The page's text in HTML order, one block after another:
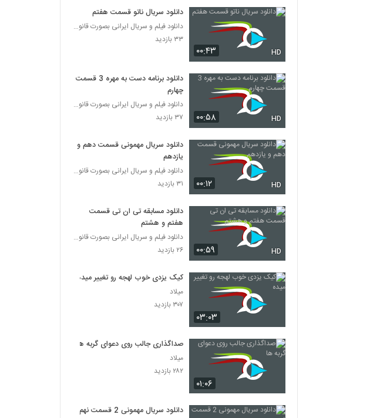
۰۰:۴۳ HD
دانلود سریال ناتو قسمت هفتم
دانلود فیلم و سریال ایرانی بصورت قانونی
۳۳ بازدید
۰۰:۵۸ HD
دانلود برنامه دست به مهره 3 قسمت
چهارم
دانلود فیلم و سریال ایرانی بصورت قانونی
۳۷ بازدید
۰۰:۱۲ HD
دانلود سریال مهمونی قسمت دهم و
یازدهم
دانلود فیلم و سریال ایرانی بصورت قانونی
۳۱ بازدید
۰۰:۵۹ HD
دانلود مسابقه تی ان تی قسمت
هفتم و هشتم
دانلود فیلم و سریال ایرانی بصورت قانونی
۲۶ بازدید
۰۳:۰۳
کیک یزدی خوب لهجه رو تغییر میده
میلاد
۳۰۷ بازدید
۰۱:۰۶
صداگذاری جالب روی دعوای گربه ها
میلاد
۲۸۲ بازدید
دانلود سریال مهمونی 2 قسمت نهم